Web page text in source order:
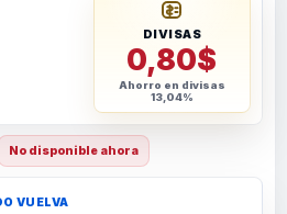
DIVISAS
0,80$
Ahorro en divisas
13,04%
No disponible ahora
VUELVA